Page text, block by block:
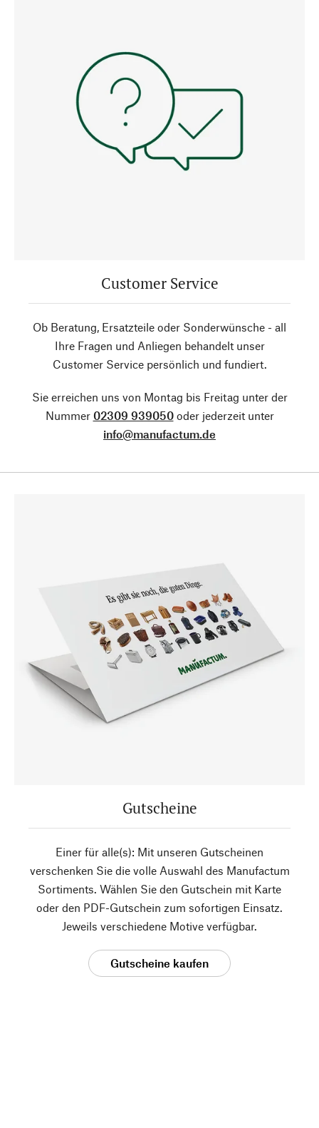
Customer Service
Ob Beratung, Ersatzteile oder Sonderwünsche - all
Ihre Fragen und Anliegen behandelt unser
Customer Service persönlich und fundiert.
Sie erreichen uns von Montag bis Freitag unter der
Nummer 02309 939050oder jederzeit unter
info@manufactum.de
Gutscheine
Einer für alle(s): Mit unseren Gutscheinen
verschenken Sie die volle Auswahl des Manufactum
Sortiments. Wählen Sie den Gutschein mit Karte
oder den PDF-Gutschein zum sofortigen Einsatz.
Jeweils verschiedene Motive verfügbar.
Gutscheine kaufen